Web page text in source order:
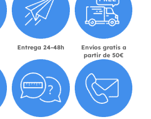
Entrega 24-48h
Envíos gratis a
partir de 50€